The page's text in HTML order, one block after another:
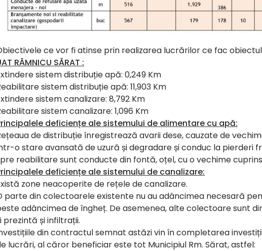
ce vor fi atinse prin realizarea lucrărilor ce fac
RÂMNICU SĂRAT :
sistem distribuție apă: 0,249 Km
sistem distribuție apă: 11,903 Km
sistem canalizare: 8,792 Km
sistem canalizare: 1,096 Km
deficiențe ale sistemului de alimentare cu apă:
de distribuție înregistrează avarii dese, cauzate de
o stare avansată de uzură și degradare și conduc la pierderi
reabilitare sunt conducte din fontă, oțel, cu o vechime
deficiențe ale sistemului de canalizare:
zone neacoperite de rețele de canalizare.
parte din colectoarele existente nu au adâncimea necesară
adâncimea de îngheț. De asemenea, alte colectoare sunt
prezintă și infiltrații.
din contractul semnat astăzi vin în completarea
lucrări, al căror beneficiar este tot Municipiul Rm. Sărat, astfel: